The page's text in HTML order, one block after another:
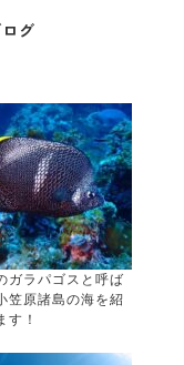
グ
ガラパゴスと呼ば
笠原諸島の海を紹
す！